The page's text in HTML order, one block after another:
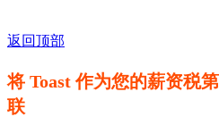
返回顶部
将 Toast 作为您的薪资税
联